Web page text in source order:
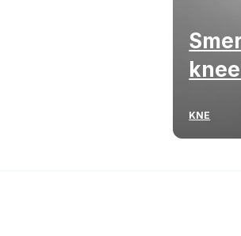
KNE